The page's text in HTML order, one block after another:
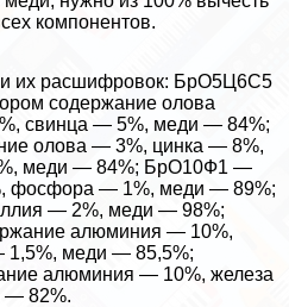
компонентов.
их расшифровок: БрО5Ц6С5
содержание олова
свинца — 5%, меди — 84%;
олова — 3%, цинка — 8%,
меди — 84%; БрО10Ф1 —
фосфора — 1%, меди — 89%;
— 2%, меди — 98%;
алюминия — 10%,
1,5%, меди — 85,5%;
алюминия — 10%, железа
— 82%.